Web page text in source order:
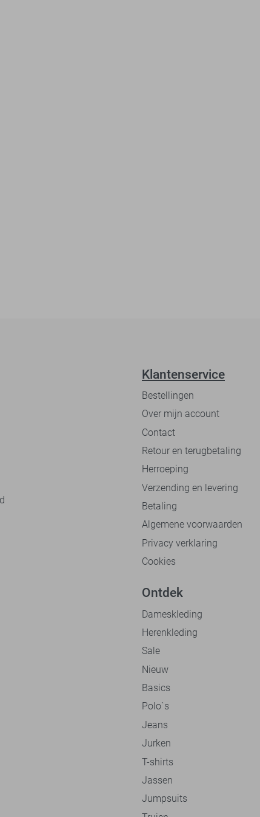
Klantenservice
Bestellingen
Over mijn account
Contact
Retour en terugbetaling
Herroeping
Verzending en levering
Betaling
Algemene voorwaarden
Privacy verklaring
Cookies
Ontdek
Dameskleding
Herenkleding
Sale
Nieuw
Basics
Polo`s
Jeans
Jurken
T-shirts
Jassen
Jumpsuits